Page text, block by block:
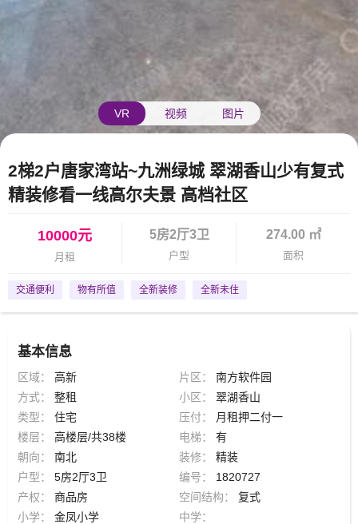
VR 视频 图片
2梯2户唐家湾站~九洲绿城 翠湖香山少有复式
精装修看一线高尔夫景 高档社区
10000元
月租
5房2厅3卫
户型
274.00 ㎡
面积
交通便利 物有所值 全新装修 全新未住
基本信息
区域： 高新 片区：
南方软件园
方式：
整租 小区：
翠湖香山
类型：
住宅 压付：
月租押二付一
楼层：
高楼层/共38楼 电梯：
有
朝向：
南北 装修：
精装
户型：
5房2厅3卫 编号：
1820727
产权：
商品房 空间结构：
复式
小学：
金凤小学 中学：